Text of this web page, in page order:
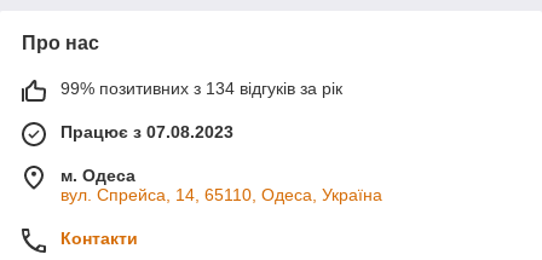
Про нас
99% позитивних з 134 відгуків за рік
Працює з 07.08.2023
м. Одеса
вул. Спрейса, 14, 65110, Одеса, Україна
Контакти